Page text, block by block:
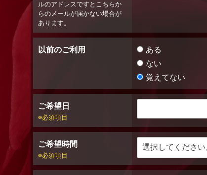
ルのアドレスですとこちらか
らのメールが届かない場合が
あります。
以前のご利用
ある
ない
覚えてない
ご希望日
必須項目
ご希望時間
必須項目